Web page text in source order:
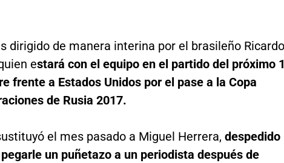
dirigido de manera interina por el brasileño Ricardo
estará con el equipo en el partido del próximo
frente a Estados Unidos por el pase a la Copa
de Rusia 2017.
el mes pasado a Miguel Herrera, despedido
un puñetazo a un periodista después de